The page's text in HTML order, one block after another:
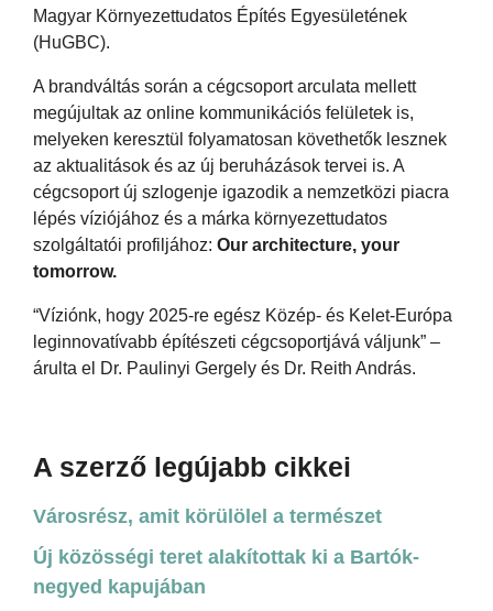
Magyar Környezettudatos Építés Egyesületének
(HuGBC).
A brandváltás során a cégcsoport arculata mellett
megújultak az online kommunikációs felületek is,
melyeken keresztül folyamatosan követhetők lesznek
az aktualitások és az új beruházások tervei is. A
cégcsoport új szlogenje igazodik a nemzetközi piacra
lépés víziójához és a márka környezettudatos
szolgáltatói profiljához: Our architecture, your
tomorrow.
“Víziónk, hogy 2025-re egész Közép- és Kelet-Európa
leginnovatívabb építészeti cégcsoportjává váljunk” –
árulta el Dr. Paulinyi Gergely és Dr. Reith András.
A szerző legújabb cikkei
Városrész, amit körülölel a természet
Új közösségi teret alakítottak ki a Bartók-
negyed kapujában